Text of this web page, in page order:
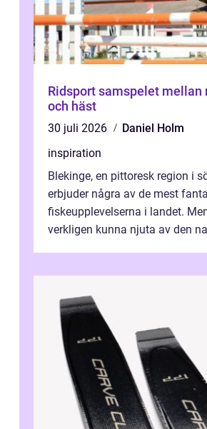
Ridsport samspelet mellan människa
och häst
30 juli 2026
Daniel Holm
inspiration
Blekinge, en pittoresk region i
erbjuder några av de mest
fiskeupplevelserna i landet.
verkligen kunna njuta av den